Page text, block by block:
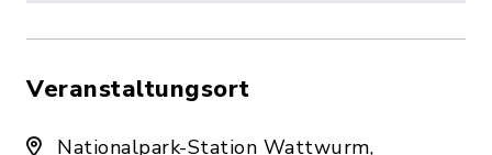
Veranstaltungsort
Nationalpark-Station Wattwurm,